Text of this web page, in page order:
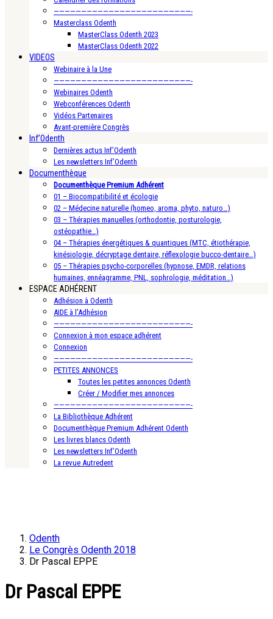
—————————————————————————-
Masterclass Odenth
MasterClass Odenth 2023
MasterClass Odenth 2022
VIDEOS
Webinaire à la Une
—————————————————————————-
Webinaires Odenth
Webconférences Odenth
Vidéos Partenaires
Avant-première Congrès
Inf’Odenth
Dernières actus Inf’Odenth
Les newsletters Inf’Odenth
Documenthèque
Documenthèque Premium Adhérent
01 – Biocompatibilité et écologie
02 – Médecine naturelle (homeo, aroma, phyto, naturo…)
03 – Thérapies manuelles (orthodontie, posturologie,
ostéopathie…)
04 – Thérapies énergétiques & quantiques (MTC, étiothérapie,
kinésiologie, décryptage dentaire, réflexologie bucco-dentaire…)
05 – Thérapies psycho-corporelles (hypnose, EMDR, relations
humaines, ennéagramme, PNL, sophrologie, méditation…)
ESPACE ADHÉRENT
Adhésion à Odenth
AIDE à l’Adhésion
—————————————————————————-
Connexion à mon espace adhérent
Connexion
—————————————————————————-
PETITES ANNONCES
Toutes les petites annonces Odenth
Créer / Modifier mes annonces
—————————————————————————-
La Bibliothèque Adhérent
Documenthèque Premium Adhérent Odenth
Les livres blancs Odenth
Les newsletters Inf’Odenth
La revue Autredent
Odenth
Le Congrès Odenth 2018
Dr Pascal EPPE
Dr Pascal EPPE